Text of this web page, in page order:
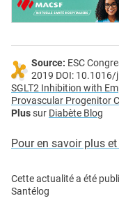
Source: ESC
2019 DOI:
SGLT2 Inhibition with
Provascular Progenitor
Plussur Diabète Blog
Pour en savoir plus
Cette actualité a été
Santélog